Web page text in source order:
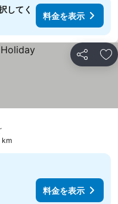
してく
料金を表示
シェア お
km
料金を表示